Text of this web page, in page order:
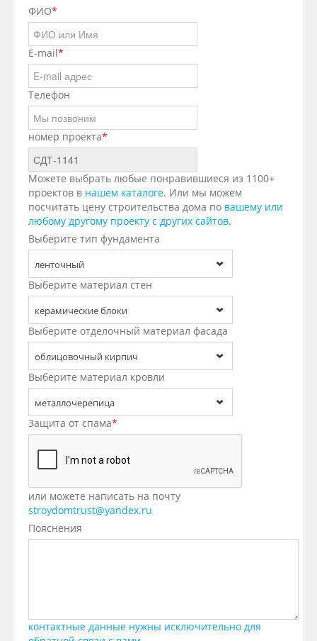
ФИО*
E-mail*
Телефон
номер проекта*
Можете выбрать любые понравившиеся из 1100+
проектов в нашем каталоге. Или мы можем
посчитать цену строительства дома по вашему или
любому другому проекту с других сайтов.
Выберите тип фундамента
ленточный
Выберите материал стен
керамические блоки
Выберите отделочный материал фасада
облицовочный кирпич
Выберите материал кровли
металлочерепица
Защита от спама*
или можете написать на почту
stroydomtrust@yandex.ru
Пояснения
контактные данные нужны исключительно для